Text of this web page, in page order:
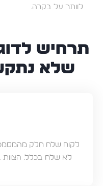
לוותר על בקרה.
תרחיש
שלא
לקוח שלח חלק
לא שלח בכלל. הצוות